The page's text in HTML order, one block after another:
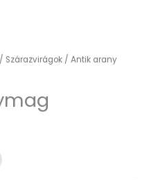
/ Szárazvirágok/ Antik arany